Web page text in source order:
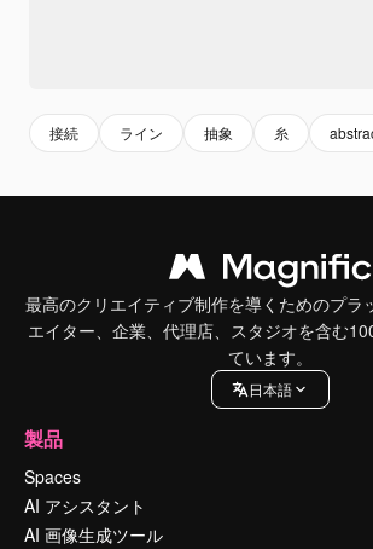
接続 ライン 抽象 糸
最高のクリエイティブ制作を導くためのプラ
エイター、企業、代理店、スタジオを含む
ています。
日本語
製品
Spaces
AI アシスタント
AI 画像生成ツール